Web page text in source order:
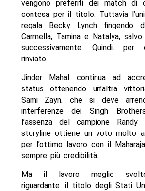
vengono preferiti dei match di
contesa per il titolo. Tuttavia
regala Becky Lynch fingendo
Carmella, Tamina e Natalya,
successivamente. Quindi, per
rinviato.
Jinder Mahal continua ad
status ottenendo un’altra
Sami Zayn, che si deve
interferenze dei Singh
l’assenza del campione Randy
storyline ottiene un voto molto
per l’ottimo lavoro con il
sempre più credibilità.
Ma il lavoro meglio
riguardante il titolo degli Stati